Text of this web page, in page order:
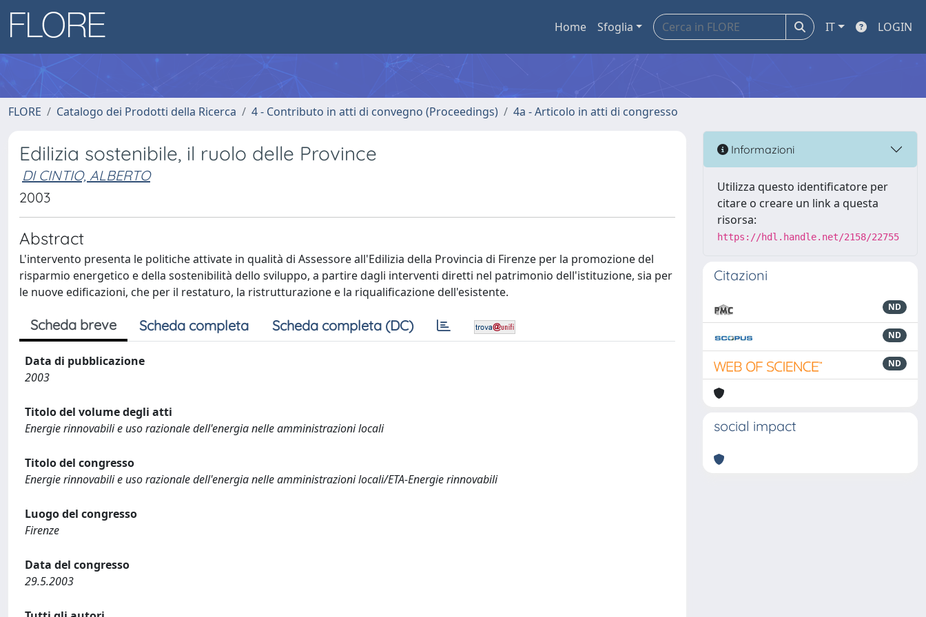
Home Sfoglia IT LOGIN
FLORE Catalogo dei Prodotti della Ricerca 4 - Contributo in atti di convegno (Proceedings) 4a - Articolo in atti di congresso
Edilizia sostenibile, il ruolo delle Province
DI CINTIO, ALBERTO
2003
Abstract
L'intervento presenta le politiche attivate in qualità di Assessore all'Edilizia della Provincia di Firenze per la promozione del
risparmio energetico e della sostenibilità dello sviluppo, a partire dagli interventi diretti nel patrimonio dell'istituzione, sia per
le nuove edificazioni, che per il restaturo, la ristrutturazione e la riqualificazione dell'esistente.
Scheda breve Scheda completa Scheda completa (DC)
Data di pubblicazione
2003
Titolo del volume degli atti
Energie rinnovabili e uso razionale dell'energia nelle amministrazioni locali
Titolo del congresso
Energie rinnovabili e uso razionale dell'energia nelle amministrazioni locali/ETA-Energie rinnovabili
Luogo del congresso
Firenze
Data del congresso
29.5.2003
Informazioni
Utilizza questo identificatore per
citare o creare un link a questa
risorsa:
https://hdl.handle.net/2158/22755
Citazioni
ND
ND
ND
social impact